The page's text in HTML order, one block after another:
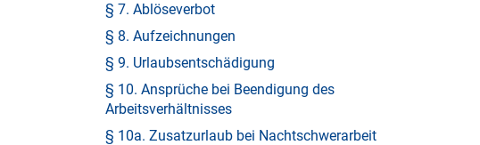
§ 7. Ablöseverbot
§ 8. Aufzeichnungen
§ 9. Urlaubsentschädigung
§ 10. Ansprüche bei Beendigung des
Arbeitsverhältnisses
§ 10a. Zusatzurlaub bei Nachtschwerarbeit